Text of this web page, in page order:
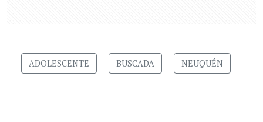
ADOLESCENTE BUSCADA NEUQUÉN